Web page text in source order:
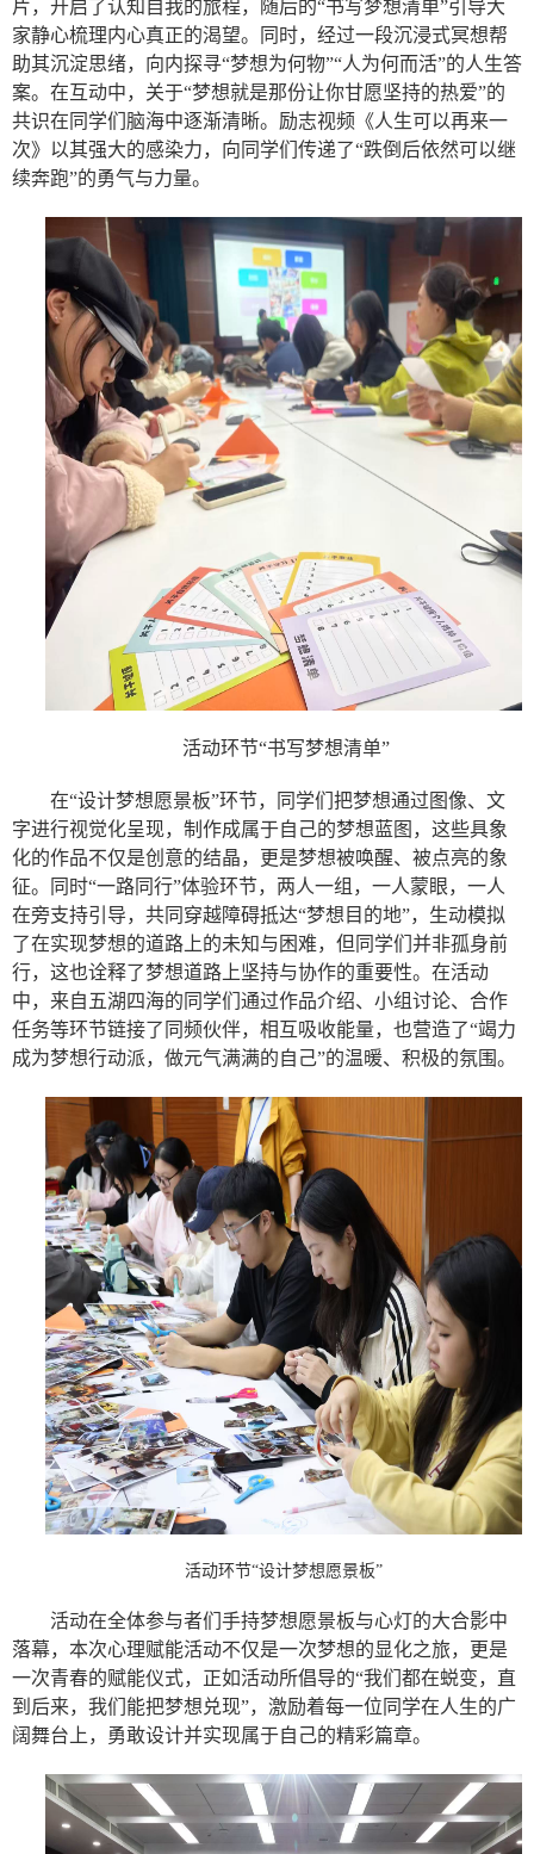
片，开启了认知自我的旅程，随后的“书写梦想清单”引导大
家静心梳理内心真正的渴望。同时，经过一段沉浸式冥想帮
助其沉淀思绪，向内探寻“梦想为何物”“人为何而活”的人生答
案。在互动中，关于“梦想就是那份让你甘愿坚持的热爱”的
共识在同学们脑海中逐渐清晰。励志视频《人生可以再来一
次》以其强大的感染力，向同学们传递了“跌倒后依然可以继
续奔跑”的勇气与力量。
活动环节“书写梦想清单”
在“设计梦想愿景板”环节，同学们把梦想通过图像、文
字进行视觉化呈现，制作成属于自己的梦想蓝图，这些具象
化的作品不仅是创意的结晶，更是梦想被唤醒、被点亮的象
征。同时“一路同行”体验环节，两人一组，一人蒙眼，一人
在旁支持引导，共同穿越障碍抵达“梦想目的地”，生动模拟
了在实现梦想的道路上的未知与困难，但同学们并非孤身前
行，这也诠释了梦想道路上坚持与协作的重要性。在活动
中，来自五湖四海的同学们通过作品介绍、小组讨论、合作
任务等环节链接了同频伙伴，相互吸收能量，也营造了“竭力
成为梦想行动派，做元气满满的自己”的温暖、积极的氛围。
活动环节“设计梦想愿景板”
活动在全体参与者们手持梦想愿景板与心灯的大合影中
落幕，本次心理赋能活动不仅是一次梦想的显化之旅，更是
一次青春的赋能仪式，正如活动所倡导的“我们都在蜕变，直
到后来，我们能把梦想兑现”，激励着每一位同学在人生的广
阔舞台上，勇敢设计并实现属于自己的精彩篇章。